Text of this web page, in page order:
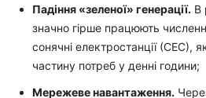
Падіння «зеленої» генерації. В
значно гірше працюють
сонячні електростанції (СЕС),
частину потреб у денні години;
Мережеве навантаження.